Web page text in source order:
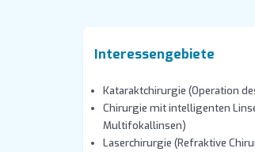
Interessengebiete
Kataraktchirurgie (Operation
Chirurgie mit intelligenten
Multifokallinsen)
Laserchirurgie (Refraktive